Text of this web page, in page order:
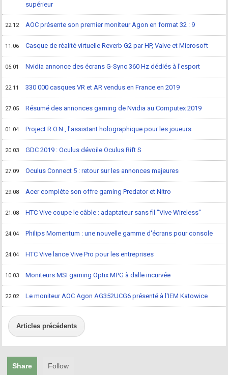
supérieur
22.12 AOC présente son premier moniteur Agon en format 32 : 9
11.06 Casque de réalité virtuelle Reverb G2 par HP, Valve et Microsoft
06.01 Nvidia annonce des écrans G-Sync 360 Hz dédiés à l'esport
22.11 330 000 casques VR et AR vendus en France en 2019
27.05 Résumé des annonces gaming de Nvidia au Computex 2019
01.04 Project R.O.N., l'assistant holographique pour les joueurs
20.03 GDC 2019 : Oculus dévoile Oculus Rift S
27.09 Oculus Connect 5 : retour sur les annonces majeures
29.08 Acer complète son offre gaming Predator et Nitro
21.08 HTC Vive coupe le câble : adaptateur sans fil "Vive Wireless"
24.04 Philips Momentum : une nouvelle gamme d'écrans pour console
24.04 HTC Vive lance Vive Pro pour les entreprises
10.03 Moniteurs MSI gaming Optix MPG à dalle incurvée
22.02 Le moniteur AOC Agon AG352UCG6 présenté à l'IEM Katowice
Articles précédents
Share Follow